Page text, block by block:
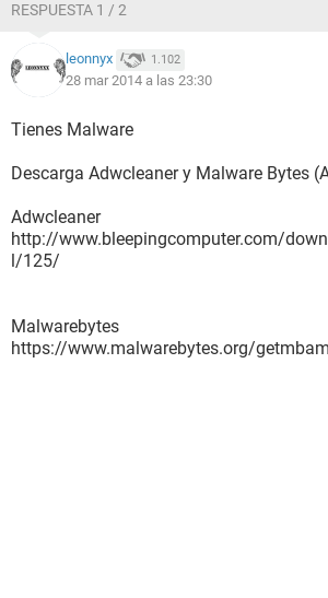
RESPUESTA 1 / 2
leonnyx 1.102
28 mar 2014 a las 23:30
Tienes Malware
Descarga Adwcleaner y Malware Bytes
Adwcleaner
http://www.bleepingcomputer.com/
l/125/
Malwarebytes
https://www.malwarebytes.org/getmbam